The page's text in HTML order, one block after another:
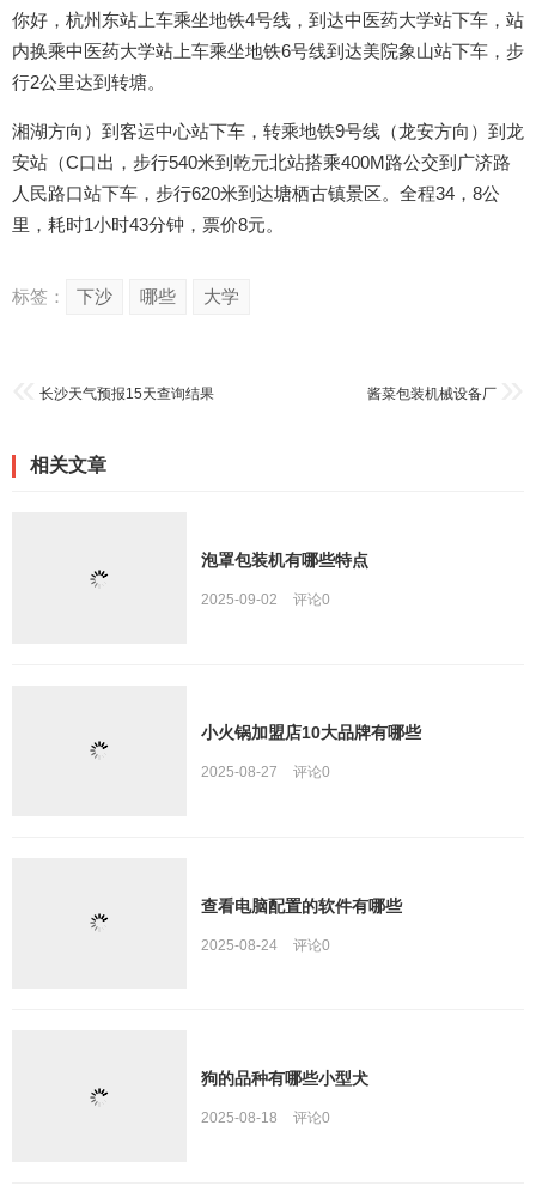
你好，杭州东站上车乘坐地铁4号线，到达中医药大学站下车，站
内换乘中医药大学站上车乘坐地铁6号线到达美院象山站下车，步
行2公里达到转塘。
湘湖方向）到客运中心站下车，转乘地铁9号线（龙安方向）到龙
安站（C口出，步行540米到乾元北站搭乘400M路公交到广济路
人民路口站下车，步行620米到达塘栖古镇景区。全程34，8公
里，耗时1小时43分钟，票价8元。
标签： 下沙 哪些 大学
长沙天气预报15天查询结果 酱菜包装机械设备厂
相关文章
泡罩包装机有哪些特点
2025-09-02 评论0
小火锅加盟店10大品牌有哪些
2025-08-27 评论0
查看电脑配置的软件有哪些
2025-08-24 评论0
狗的品种有哪些小型犬
2025-08-18 评论0